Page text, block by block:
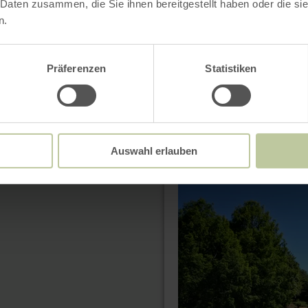
zusammen, die Sie ihnen bereitgestellt haben oder die
Präferenzen Statistiken
Auswahl erlauben
mehr
zu:
HeimatSpur
Dreeswanderweg